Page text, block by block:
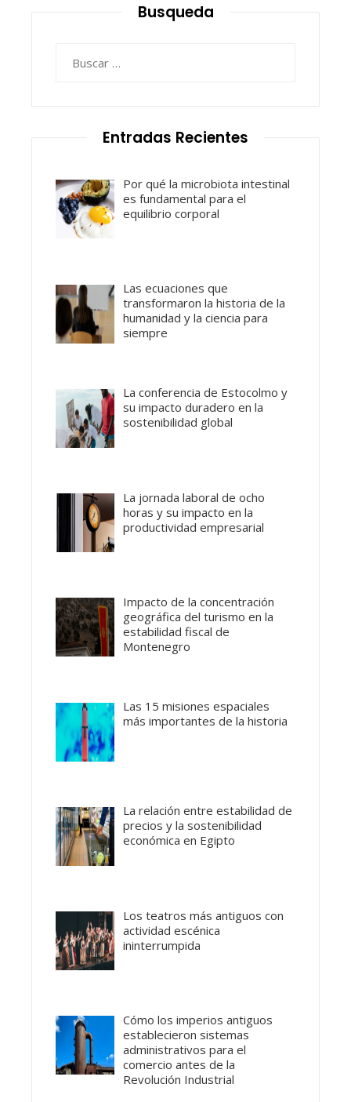
Busqueda
Entradas Recientes
Por qué la microbiota intestinal
es fundamental para el
equilibrio corporal
Las ecuaciones que
transformaron la historia de la
humanidad y la ciencia para
siempre
La conferencia de Estocolmo y
su impacto duradero en la
sostenibilidad global
La jornada laboral de ocho
horas y su impacto en la
productividad empresarial
Impacto de la concentración
geográfica del turismo en la
estabilidad fiscal de
Montenegro
Las 15 misiones espaciales
más importantes de la historia
La relación entre estabilidad de
precios y la sostenibilidad
económica en Egipto
Los teatros más antiguos con
actividad escénica
ininterrumpida
Cómo los imperios antiguos
establecieron sistemas
administrativos para el
comercio antes de la
Revolución Industrial